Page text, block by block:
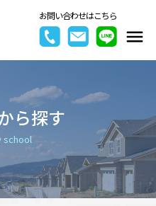
お問い合わせはこちら
ら探す
school